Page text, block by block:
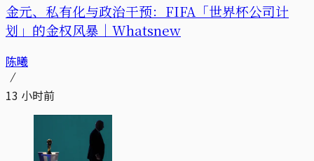
金元、私有化与政治干预：FIFA「世界杯公司计
划」的金权风暴｜Whatsnew
陈曦
13 小时前